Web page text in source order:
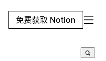
免费获取 Notion